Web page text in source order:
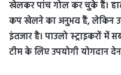
खेलकर पांच गोल कर चुके हैं।
कप खेलने का अनुभव हैं, लेकिन
इंतजार है। पाउलो स्ट्राइकरों
टीम के लिए उपयोगी योगदान